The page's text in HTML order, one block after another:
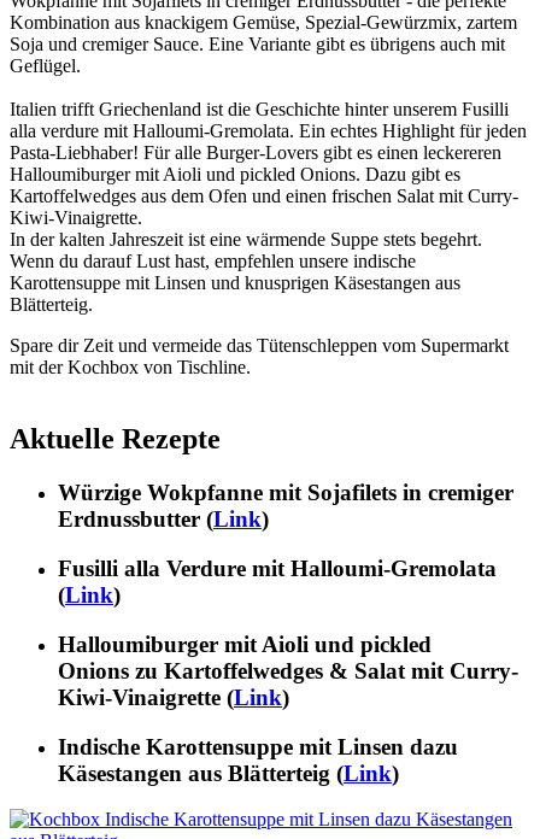
Kombination aus knackigem Gemüse, Spezial-Gewürzmix, zartem
Soja und cremiger Sauce. Eine Variante gibt es übrigens auch mit
Geflügel.
Italien trifft Griechenland ist die Geschichte hinter unserem Fusilli
alla verdure mit Halloumi-Gremolata. Ein echtes Highlight für jeden
Pasta-Liebhaber! Für alle Burger-Lovers gibt es einen leckereren
Halloumiburger mit Aioli und pickled Onions. Dazu gibt es
Kartoffelwedges aus dem Ofen und einen frischen Salat mit Curry-
Kiwi-Vinaigrette.
In der kalten Jahreszeit ist eine wärmende Suppe stets begehrt.
Wenn du darauf Lust hast, empfehlen unsere indische
Karottensuppe mit Linsen und knusprigen Käsestangen aus
Blätterteig.
Spare dir Zeit und vermeide das Tütenschleppen vom Supermarkt
mit der Kochbox von Tischline.
Aktuelle Rezepte
Würzige Wokpfanne mit Sojafilets in cremiger
Erdnussbutter (Link)
Fusilli alla Verdure mit Halloumi-Gremolata
(Link)
Halloumiburger mit Aioli und pickled
Onions zu Kartoffelwedges & Salat mit Curry-
Kiwi-Vinaigrette (Link)
Indische Karottensuppe mit Linsen dazu
Käsestangen aus Blätterteig (Link)